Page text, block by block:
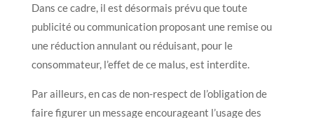
Dans ce cadre, il est désormais prévu que toute
publicité ou communication proposant une remise ou
une réduction annulant ou réduisant, pour le
consommateur, l’effet de ce malus, est interdite.
Par ailleurs, en cas de non-respect de l’obligation de
faire figurer un message encourageant l’usage des